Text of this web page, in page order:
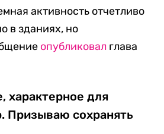
активность отчетливо
в зданиях, но
опубликовал глава
характерное для
Призываю сохранять